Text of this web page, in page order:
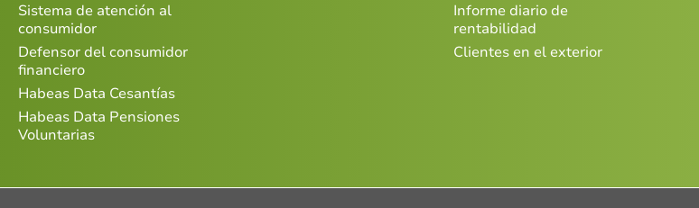
Sistema de atención al
consumidor
Defensor del consumidor
financiero
Habeas Data Cesantías
Habeas Data Pensiones
Voluntarias
Informe diario de
rentabilidad
Clientes en el exterior